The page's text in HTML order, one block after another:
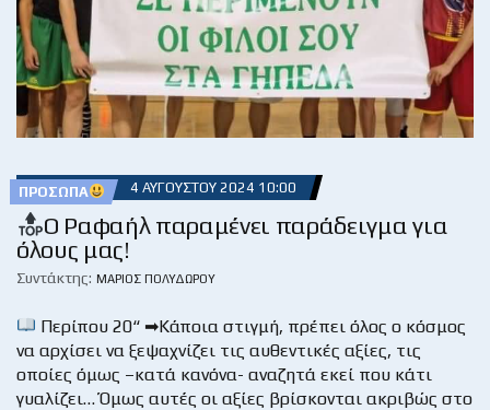
ΠΡΌΣΩΠΑ 4 ΑΥΓΟΎΣΤΟΥ 2024 10:00
Ο Ραφαήλ παραμένει παράδειγμα για
όλους μας!
Συντάκτης: ΜΆΡΙΟΣ ΠΟΛΥΔΏΡΟΥ
Περίπου 20“ ➡Κάποια στιγμή, πρέπει όλος ο κόσμος
να αρχίσει να ξεψαχνίζει τις αυθεντικές αξίες, τις
οποίες όμως –κατά κανόνα- αναζητά εκεί που κάτι
γυαλίζει… Όμως αυτές οι αξίες βρίσκονται ακριβώς στο